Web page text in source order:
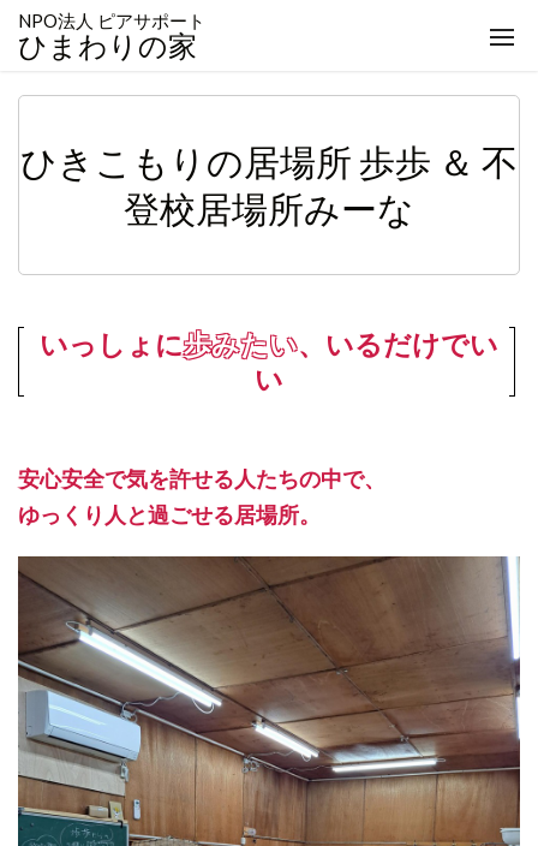
NPO法人 ピアサポート
ひまわりの家
ひきこもりの居場所 歩歩 ＆ 不
登校居場所みーな
いっしょに歩みたい、いるだけでい
い
安心安全で気を許せる人たちの中で、
ゆっくり人と過ごせる居場所。